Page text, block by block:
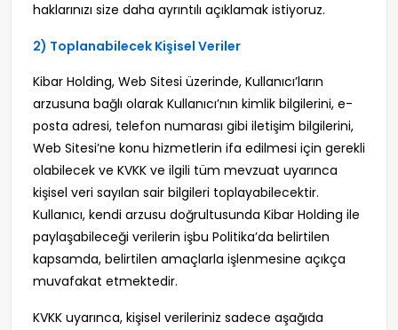
haklarınızı size daha ayrıntılı açıklamak istiyoruz.
2) Toplanabilecek Kişisel Veriler
Kibar Holding, Web Sitesi üzerinde, Kullanıcı’ların
arzusuna bağlı olarak Kullanıcı’nın kimlik bilgilerini, e-
posta adresi, telefon numarası gibi iletişim bilgilerini,
Web Sitesi’ne konu hizmetlerin ifa edilmesi için gerekli
olabilecek ve KVKK ve ilgili tüm mevzuat uyarınca
kişisel veri sayılan sair bilgileri toplayabilecektir.
Kullanıcı, kendi arzusu doğrultusunda Kibar Holding ile
paylaşabileceği verilerin işbu Politika’da belirtilen
kapsamda, belirtilen amaçlarla işlenmesine açıkça
muvafakat etmektedir.
KVKK uyarınca, kişisel verileriniz sadece aşağıda